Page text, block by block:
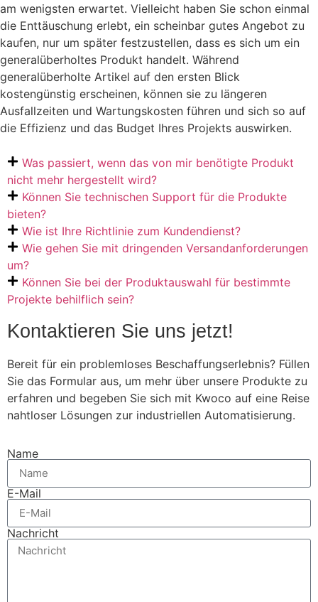
am wenigsten erwartet. Vielleicht haben Sie schon einmal
die Enttäuschung erlebt, ein scheinbar gutes Angebot zu
kaufen, nur um später festzustellen, dass es sich um ein
generalüberholtes Produkt handelt. Während
generalüberholte Artikel auf den ersten Blick
kostengünstig erscheinen, können sie zu längeren
Ausfallzeiten und Wartungskosten führen und sich so auf
die Effizienz und das Budget Ihres Projekts auswirken.
Was passiert, wenn das von mir benötigte Produkt
nicht mehr hergestellt wird?
Können Sie technischen Support für die Produkte
bieten?
Wie ist Ihre Richtlinie zum Kundendienst?
Wie gehen Sie mit dringenden Versandanforderungen
um?
Können Sie bei der Produktauswahl für bestimmte
Projekte behilflich sein?
Kontaktieren Sie uns jetzt!
Bereit für ein problemloses Beschaffungserlebnis? Füllen
Sie das Formular aus, um mehr über unsere Produkte zu
erfahren und begeben Sie sich mit Kwoco auf eine Reise
nahtloser Lösungen zur industriellen Automatisierung.
Name
E-Mail
Nachricht